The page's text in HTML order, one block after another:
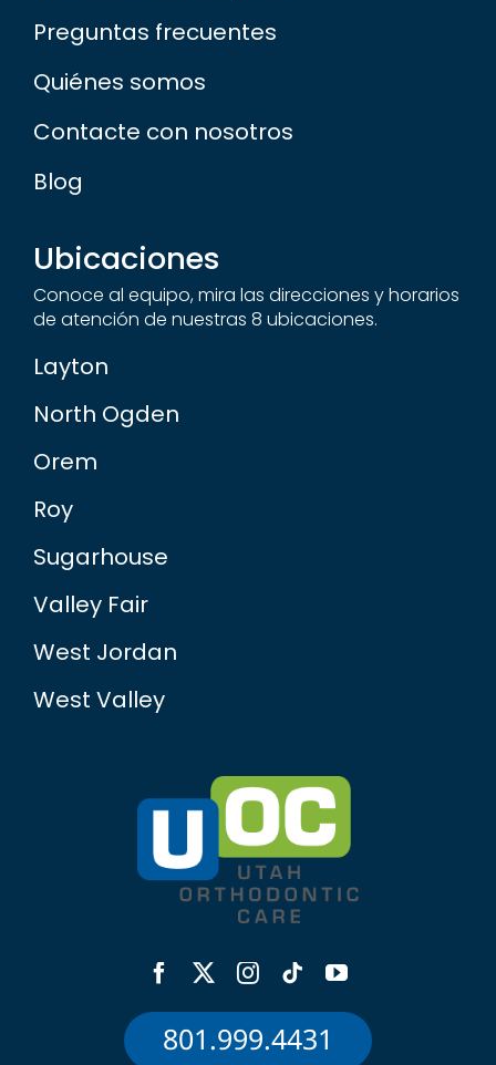
Preguntas frecuentes
Quiénes somos
Contacte con nosotros
Blog
Ubicaciones
Conoce al equipo, mira las direcciones y horarios
de atención de nuestras 8 ubicaciones.
Layton
North Ogden
Orem
Roy
Sugarhouse
Valley Fair
West Jordan
West Valley
801.999.4431